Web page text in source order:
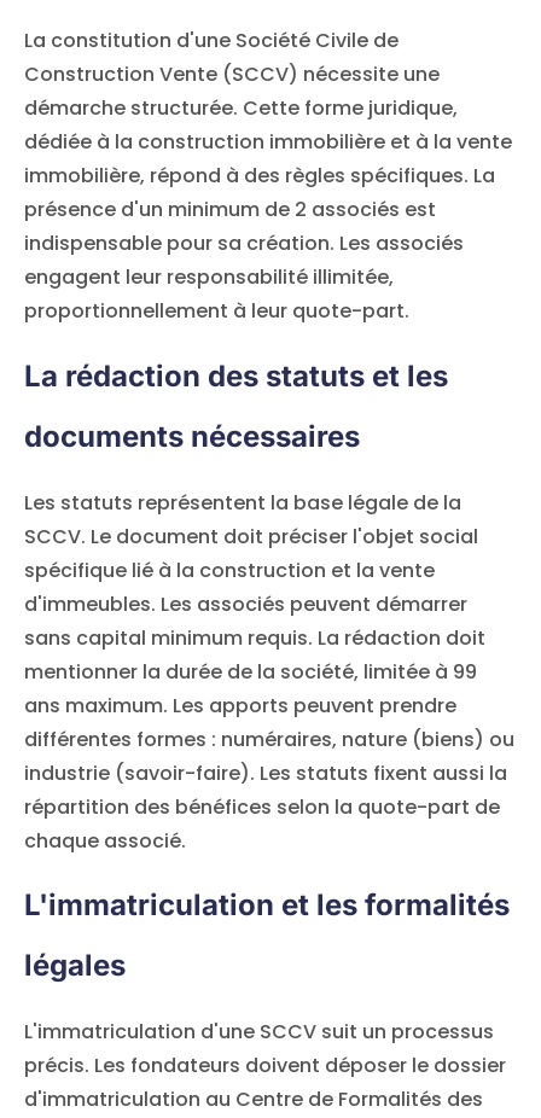
La constitution d'une Société Civile de
Construction Vente (SCCV) nécessite une
démarche structurée. Cette forme juridique,
dédiée à la construction immobilière et à la vente
immobilière, répond à des règles spécifiques. La
présence d'un minimum de 2 associés est
indispensable pour sa création. Les associés
engagent leur responsabilité illimitée,
proportionnellement à leur quote-part.
La rédaction des statuts et les
documents nécessaires
Les statuts représentent la base légale de la
SCCV. Le document doit préciser l'objet social
spécifique lié à la construction et la vente
d'immeubles. Les associés peuvent démarrer
sans capital minimum requis. La rédaction doit
mentionner la durée de la société, limitée à 99
ans maximum. Les apports peuvent prendre
différentes formes : numéraires, nature (biens) ou
industrie (savoir-faire). Les statuts fixent aussi la
répartition des bénéfices selon la quote-part de
chaque associé.
L'immatriculation et les formalités
légales
L'immatriculation d'une SCCV suit un processus
précis. Les fondateurs doivent déposer le dossier
d'immatriculation au Centre de Formalités des